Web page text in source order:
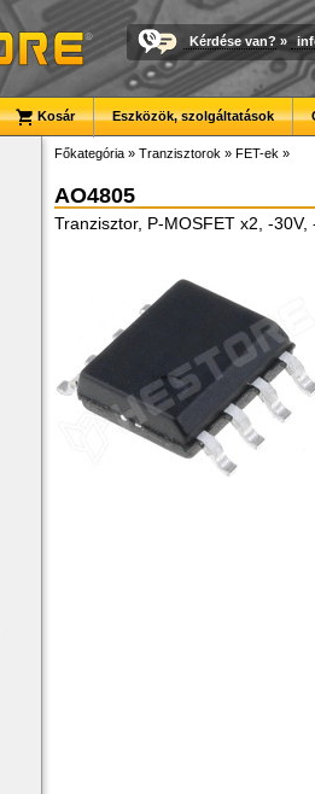
Kérdése van? »
Kosár Eszközök, szolgáltatások
Főkategória » Tranzisztorok » FET-ek »
AO4805
Tranzisztor, P-MOSFET x2, -